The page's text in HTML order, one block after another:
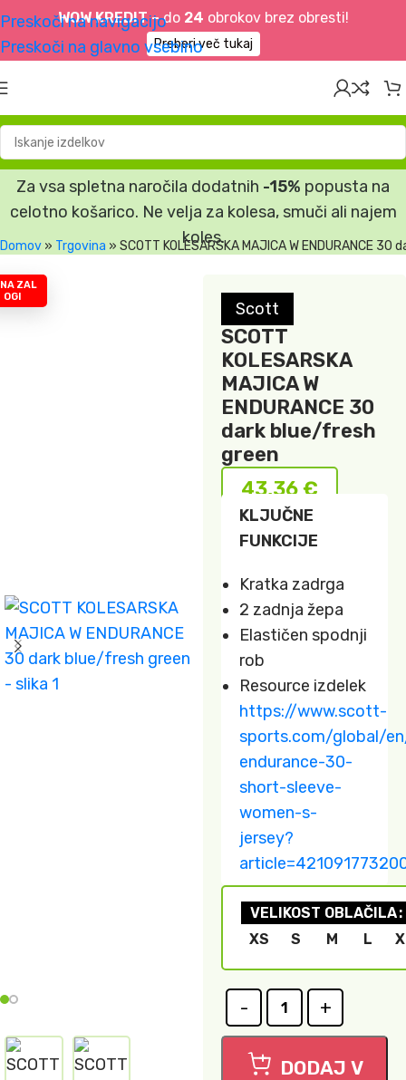
WOW KREDIT –do 24 obrokov brez obresti!
Preberi več tukaj
Preskoči na navigacijo
Preskoči na glavno vsebino
Za vsa spletna naročila dodatnih -15% popusta na
celotno košarico. Ne velja za kolesa, smuči ali najem
koles.
Domov » Trgovina » SCOTT KOLESARSKA MAJICA W ENDURANCE
ZAL
OGI
Scott
SCOTT
KOLESARSKA
MAJICA W
ENDURANCE 30
dark blue/fresh
green
43,36€
KLJUČNE
FUNKCIJE
Kratka zadrga
2 zadnja žepa
Elastičen spodnji
rob
Resource izdelek
https://www.scott-
sports.com/global/
endurance-30-
short-sleeve-
women-s-
jersey?
VELIKOST OBLAČILA
XS
S M L
DODAJ V